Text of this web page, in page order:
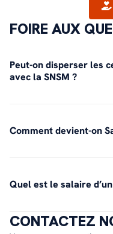
FOIRE AUX
Peut-on disperser les
avec la SNSM ?
Comment devient-on
Quel est le salaire
CONTACTEZ